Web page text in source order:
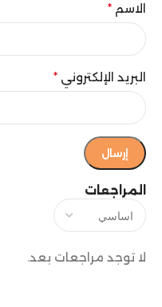
المراجعات
لا توجد مراجعات بعد.
الاسم *
البريد الإلكتروني *